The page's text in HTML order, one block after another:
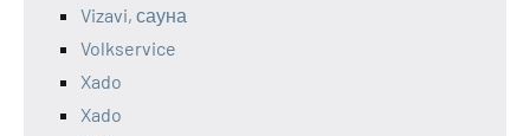
Vizavi, сауна
Volkservice
Xado
Xado